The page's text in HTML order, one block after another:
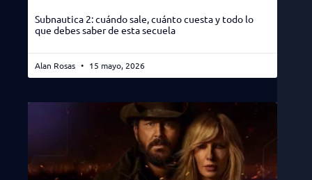
Subnautica 2: cuándo sale, cuánto cuesta y todo lo
que debes saber de esta secuela
Alan Rosas 15 mayo, 2026